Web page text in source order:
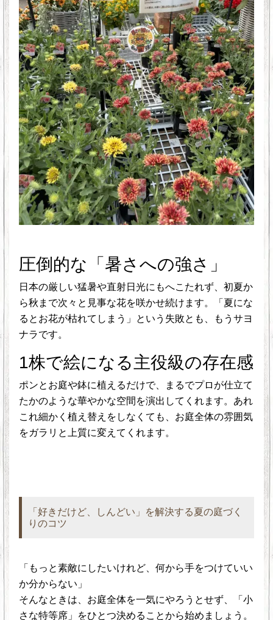
圧倒的な「暑さへの強さ」
日本の厳しい猛暑や直射日光にもへこたれず、初夏か
ら秋まで次々と見事な花を咲かせ続けます。「夏にな
るとお花が枯れてしまう」という失敗とも、もうサヨ
ナラです。
1株で絵になる主役級の存在感
ポンとお庭や鉢に植えるだけで、まるでプロが仕立て
たかのような華やかな空間を演出してくれます。あれ
これ細かく植え替えをしなくても、お庭全体の雰囲気
をガラリと上質に変えてくれます。
「好きだけど、しんどい」を解決する夏の庭づく
りのコツ
「もっと素敵にしたいけれど、何から手をつけていい
か分からない」
そんなときは、お庭全体を一気にやろうとせず、「小
さな特等席」をひとつ決めることから始めましょう。